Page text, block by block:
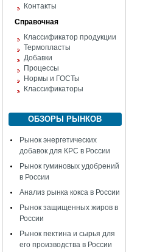
Контакты
Справочная
Классификатор продукции
Термопласты
Добавки
Процессы
Нормы и ГОСТы
Классификаторы
ОБЗОРЫ РЫНКОВ
Рынок энергетических
добавок для КРС в России
Рынок гуминовых удобрений
в России
Анализ рынка кокса в России
Рынок защищенных жиров в
России
Рынок пектина и сырья для
его производства в России